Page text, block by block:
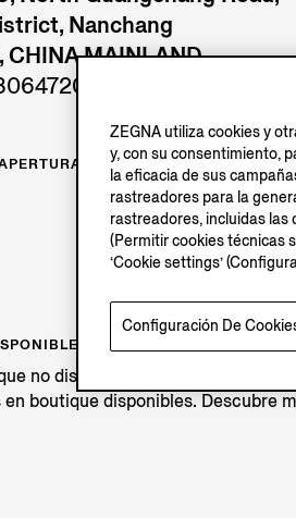
Nanchang
CHINA MAINLAND
no disponible.
en boutique disponibles. Descubre
ZEGNA utiliza cookies y
y, con su consentimiento,
la eficacia de sus
rastreadores para la
rastreadores, incluidas las
(Permitir cookies técnicas
‘Cookie settings’
Configuración De